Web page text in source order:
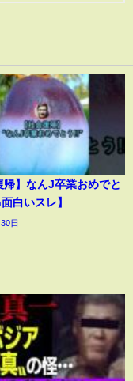
帰】なんJ卒業おめでと
白いスレ】
日